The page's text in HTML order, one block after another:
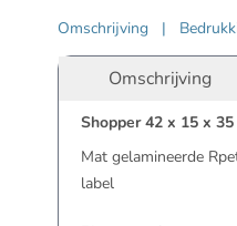
Omschrijving |
Omschrijving
Shopper 42 x 15 x
Mat gelamineerde
label